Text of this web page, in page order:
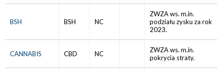
BSH BSH NC
ZWZA ws. m.in.
podziału zysku za rok
2023.
CANNABIS CBD NC
ZWZA ws. m.in.
pokrycia straty.